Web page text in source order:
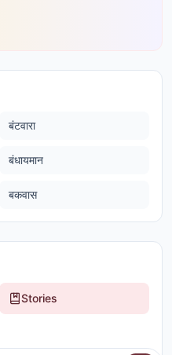
बंटवारा
बंधायमान
बकवास
Stories